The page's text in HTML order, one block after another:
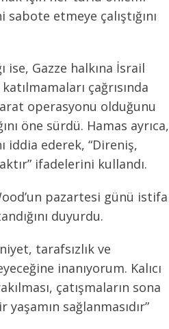
sabote etmeye çalıştığını
ise, Gazze halkına İsrail
çağrısında
operasyonu olduğunu
öne sürdü. Hamas ayrıca,
iddia ederek, “Direniş,
ifadelerini kullandı.
pazartesi günü istifa
duyurdu.
tarafsızlık ve
inanıyorum. Kalıcı
çatışmaların sona
sağlanmasıdır”